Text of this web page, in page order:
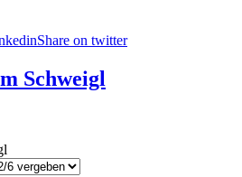
Share on twitter
Schweigl